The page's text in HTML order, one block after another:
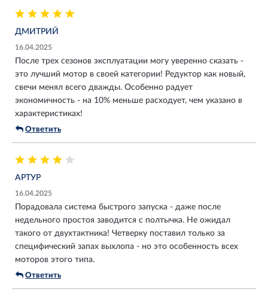
ДМИТРИЙ
16.04.2025
После трех сезонов эксплуатации могу уверенно сказать -
это лучший мотор в своей категории! Редуктор как новый,
свечи менял всего дважды. Особенно радует
экономичность - на 10% меньше расходует, чем указано в
характеристиках!
Ответить
АРТУР
16.04.2025
Порадовала система быстрого запуска - даже после
недельного простоя заводится с полтычка. Не ожидал
такого от двухтактника! Четверку поставил только за
специфический запах выхлопа - но это особенность всех
моторов этого типа.
Ответить